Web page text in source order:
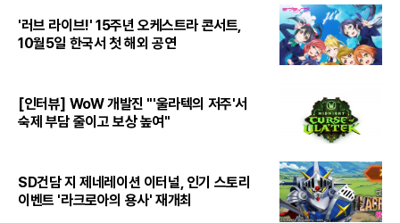
'러브 라이브!' 15주년 오케스트라 콘서트,
10월5일 한국서 첫 해외 공연
[인터뷰] WoW 개발진 "'울라텍의 저주'서
숙제 부담 줄이고 보상 높여"
SD건담 지 제네레이션 이터널, 인기 스토리
이벤트 '라크로아의 용사' 재개최